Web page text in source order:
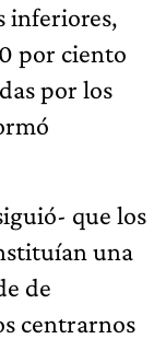
inferiores,
por ciento
por los
que los
una
de
centrarnos